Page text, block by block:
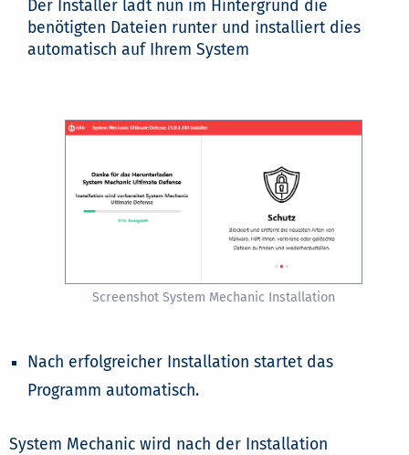
Der Installer lädt nun im Hintergrund die
benötigten Dateien runter und installiert dies
automatisch auf Ihrem System
Screenshot System Mechanic Installation
Nach erfolgreicher Installation startet das
Programm automatisch.
System Mechanic wird nach der Installation